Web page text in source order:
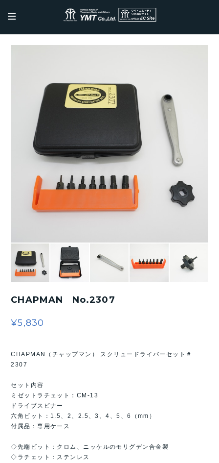
CHAPMAN No.2307
¥5,830
CHAPMAN（チャップマン） スクリュードライバーセット＃
2307
セット内容
ミゼットラチェット：CM-13
ドライブスピナー
六角ビット：1.5、2、2.5、3、4、5、6（mm）
付属品：専用ケース
◇先端ビット：クロム、ニッケルのモリグデン合金製
◇ラチェット：ステンレス